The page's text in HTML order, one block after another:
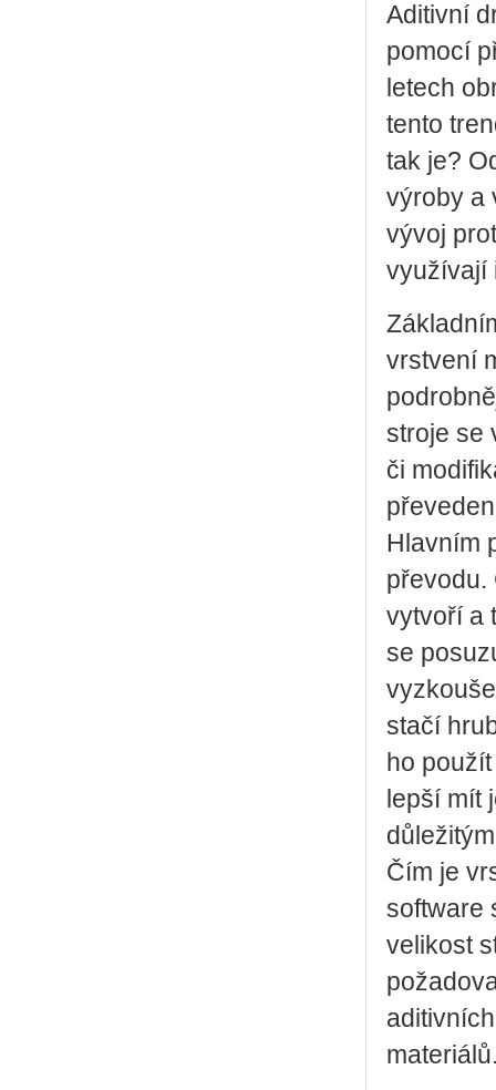
Aditivní
pomocí
letech
tento
tak je?
výroby a
vývoj
využívají
vrstvení
stroje se
či
Hlavním
převodu.
vytvoří a
se
stačí
ho
lepší mít
Čím je
software
velikost